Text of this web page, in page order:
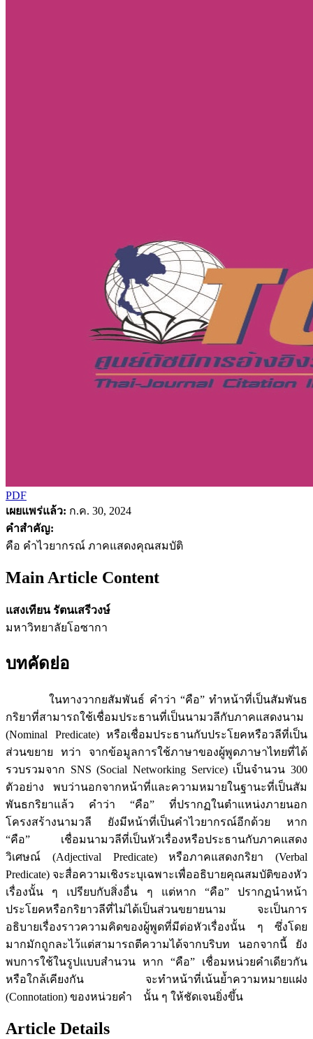
PDF
เผยแพร่แล้ว: ก.ค. 30, 2024
คำสำคัญ:
คือ คำไวยากรณ์ ภาคแสดงคุณสมบัติ
Main Article Content
แสงเทียน รัตนเสรีวงษ์
มหาวิทยาลัยโอซากา
บทคัดย่อ
ในทางวากยสัมพันธ์ คำว่า “คือ” ทำหน้าที่เป็นสัมพันธ
กริยาที่สามารถใช้เชื่อมประธานที่เป็นนามวลีกับภาคแสดงนาม
(Nominal Predicate) หรือเชื่อมประธานกับประโยคหรือวลีที่เป็น
ส่วนขยาย ทว่า จากข้อมูลการใช้ภาษาของผู้พูดภาษาไทยที่ได้
รวบรวมจาก SNS (Social Networking Service) เป็นจำนวน 300
ตัวอย่าง พบว่านอกจากหน้าที่และความหมายในฐานะที่เป็นสัม
พันธกริยาแล้ว คำว่า “คือ” ที่ปรากฏในตำแหน่งภายนอก
โครงสร้างนามวลี ยังมีหน้าที่เป็นคำไวยากรณ์อีกด้วย หาก
“คือ” เชื่อมนามวลีที่เป็นหัวเรื่องหรือประธานกับภาคแสดง
วิเศษณ์ (Adjectival Predicate) หรือภาคแสดงกริยา (Verbal
Predicate) จะสื่อความเชิงระบุเฉพาะเพื่ออธิบายคุณสมบัติของหัว
เรื่องนั้น ๆ เปรียบกับสิ่งอื่น ๆ แต่หาก “คือ” ปรากฏนำหน้า
ประโยคหรือกริยาวลีที่ไม่ได้เป็นส่วนขยายนาม จะเป็นการ
อธิบายเรื่องราวความคิดของผู้พูดที่มีต่อหัวเรื่องนั้น ๆ ซึ่งโดย
มากมักถูกละไว้แต่สามารถตีความได้จากบริบท นอกจากนี้ ยัง
พบการใช้ในรูปแบบสำนวน หาก “คือ” เชื่อมหน่วยคำเดียวกัน
หรือใกล้เคียงกัน จะทำหน้าที่เน้นย้ำความหมายแฝง
(Connotation) ของหน่วยคำ นั้น ๆ ให้ชัดเจนยิ่งขึ้น
Article Details